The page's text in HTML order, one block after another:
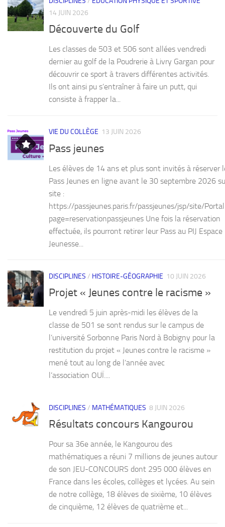
14 JUIN 2026
Découverte du Golf
Les classes de 503 et 506 sont allées vendredi
dernier au golf de la Poudrerie à Livry Gargan pour
découvrir ce sport à travers différentes activités.
Ils ont ainsi pu s’entraîner à faire un putt, qui
consiste à frapper la...
VIE DU COLLÈGE 13 JUIN 2026
Pass jeunes
Les élèves de 14 ans et plus sont invités à réserver
Pass Jeunes en ligne avant le 30 septembre 2026
site :
https://passjeunes.paris.fr/passjeunes/jsp/site/
page=reservationpassjeunes Une fois la réservation
effectuée, ils pourront retirer leur Pass au PIJ Espace
Jeunesse...
DISCIPLINES / HISTOIRE-GÉOGRAPHIE 10 JUIN 2026
Projet « Jeunes contre le racisme »
Le vendredi 5 juin après-midi les élèves de la
classe de 501 se sont rendus sur le campus de
l’université Sorbonne Paris Nord à Bobigny pour la
restitution du projet « Jeunes contre le racisme »
mené tout au long de l’année avec
l’association OUÏ....
DISCIPLINES / MATHÉMATIQUES 8 JUIN 2026
Résultats concours Kangourou
Pour sa 36e année, le Kangourou des
mathématiques a réuni 7 millions de jeunes autour
de son JEU-CONCOURS dont 295 000 élèves en
France dans les écoles, collèges et lycées. Au sein
de notre collège, 18 élèves de sixième, 10 élèves
de cinquième, 12 élèves de quatrième et...